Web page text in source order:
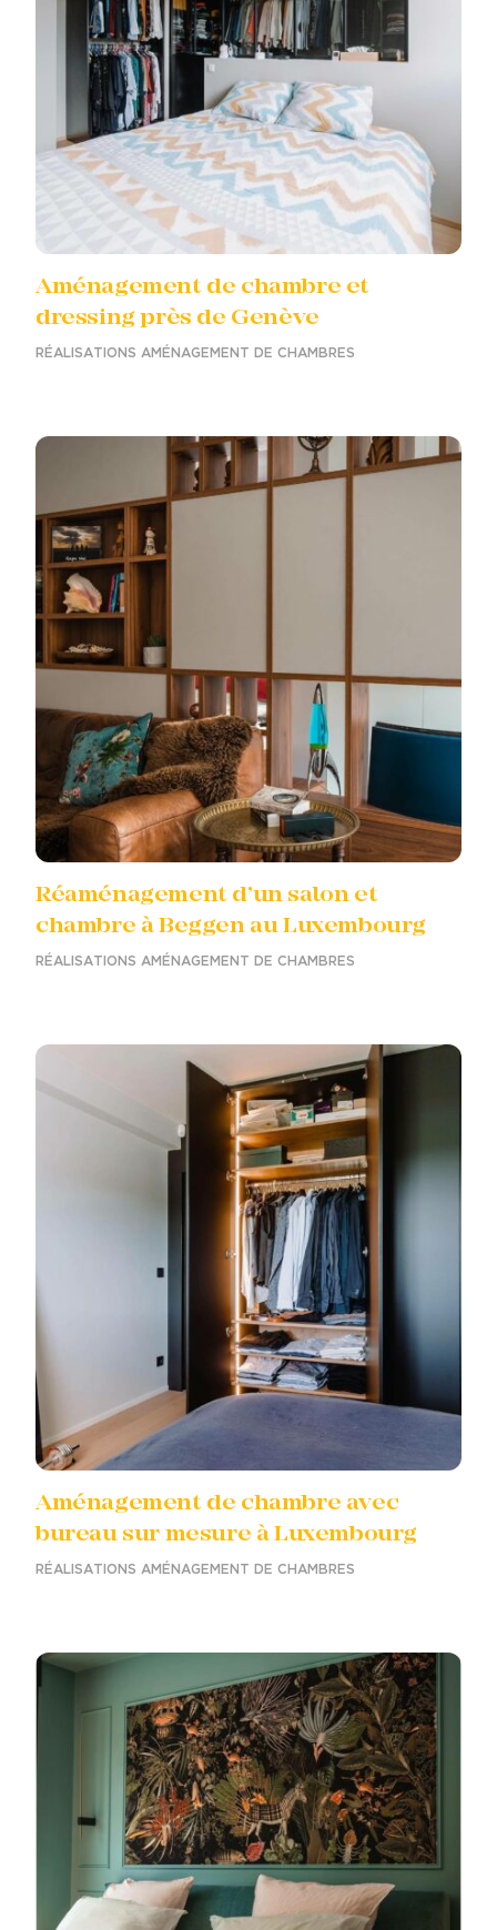
Aménagement de chambre et
dressing près de Genève
RÉALISATIONS AMÉNAGEMENT DE CHAMBRES
Réaménagement d’un salon et
chambre à Beggen au Luxembourg
RÉALISATIONS AMÉNAGEMENT DE CHAMBRES
Aménagement de chambre avec
bureau sur mesure à Luxembourg
RÉALISATIONS AMÉNAGEMENT DE CHAMBRES